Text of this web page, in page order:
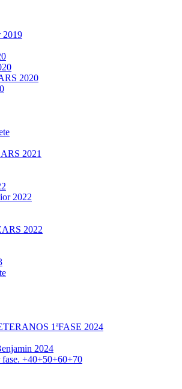
2019
2020
2021
2022
2022
1ªFASE 2024
2024
fase. +40+50+60+70